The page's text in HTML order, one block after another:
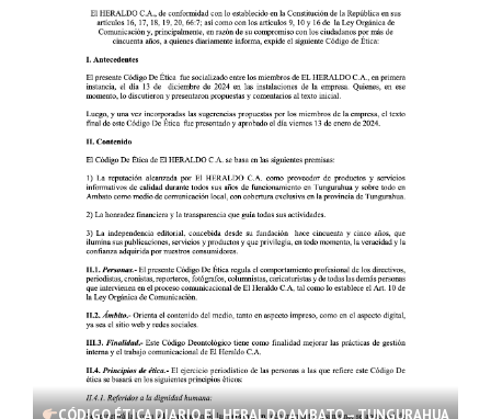
CÓDIGO ÉTICA DIARIO EL HERALDO AMBATO – TUNGURAHUA